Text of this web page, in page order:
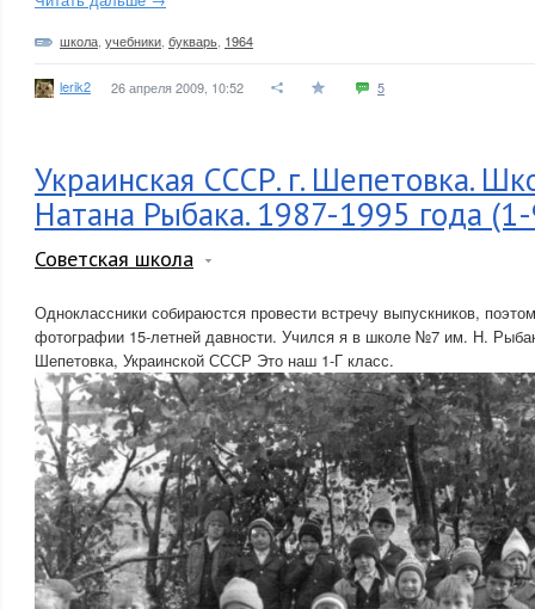
школа учебники букварь 1964
lerik2 26 апреля 2009, 10:52 5
Украинская СССР. г. Шепетовка.
Натана Рыбака. 1987-1995 года (1-
Советская школа
Одноклассники собираюстся провести встречу выпускников,
фотографии 15-летней давности. Учился я в школе №7 им. Н.
Шепетовка, Украинской СССР Это наш 1-Г класс.